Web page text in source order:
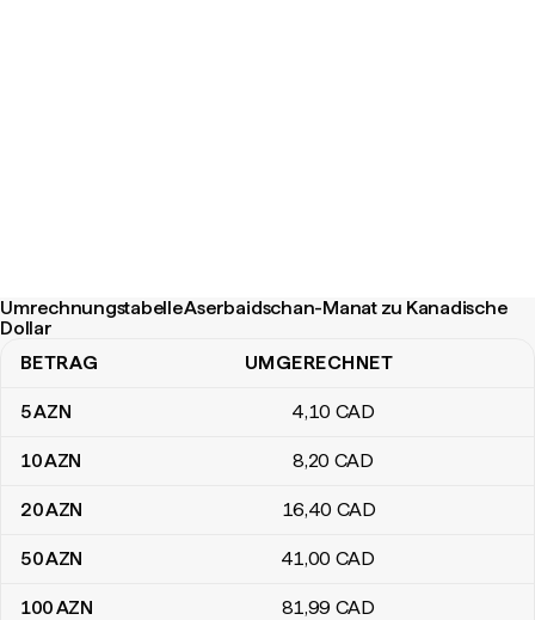
Umrechnungstabelle Aserbaidschan-Manat zu Kanadische
Dollar
Umrechnungstabelle Aserbaidschan-Manat zu Kanadische Dollar
BETRAG UMGERECHNET
5AZN 4,10 CAD
10AZN 8,20 CAD
20AZN 16,40 CAD
50AZN 41,00 CAD
100AZN 81,99 CAD